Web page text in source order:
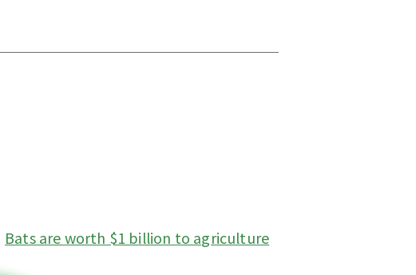
Bats are worth $1 billion to agriculture